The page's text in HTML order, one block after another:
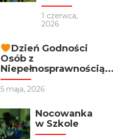
1 czerwca,
2026
Dzień Godności
Osób z
5 maja, 2026
Nocowanka
w Szkole